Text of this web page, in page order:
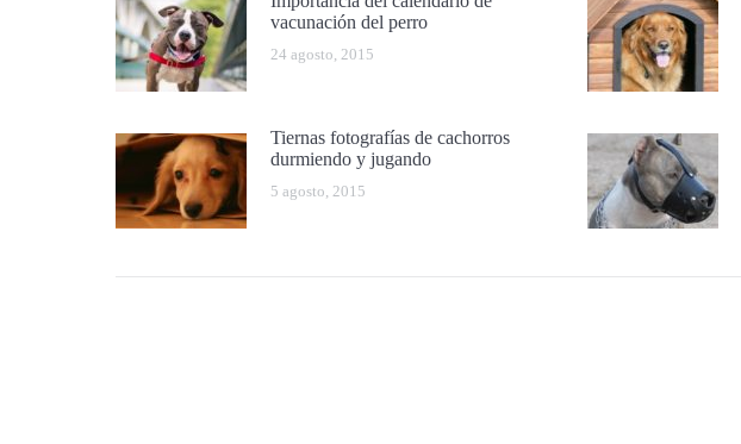
vacunación del perro
24 agosto, 2015
Tiernas fotografías de cachorros
durmiendo y jugando
5 agosto, 2015